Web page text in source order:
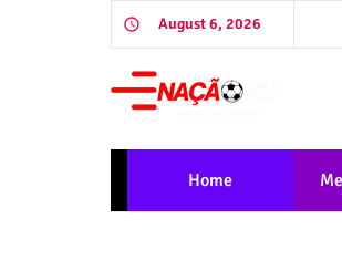
August 6, 2026
Home